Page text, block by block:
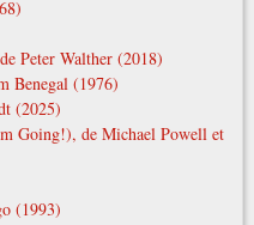
Peter Walther (2018)
Benegal (1976)
(2025)
Going!), de Michael Powell et
(1993)